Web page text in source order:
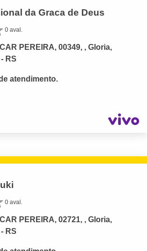
da Graca de Deus
0 aval.
PEREIRA, 00349, , Gloria,
RS
atendimento.
0 aval.
PEREIRA, 02721, , Gloria,
RS